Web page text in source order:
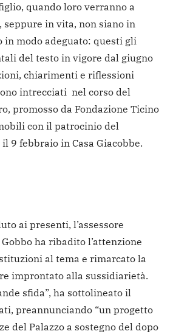
quando loro verranno a
seppure in vita, non siano in
in modo adeguato: questi gli
del testo in vigore dal giugno
chiarimenti e riflessioni
intrecciati nel corso del
promosso da Fondazione Ticino
con il patrocinio del
9 febbraio in Casa Giacobbe.
ai presenti, l’assessore
ha ribadito l’attenzione
al tema e rimarcato la
improntato alla sussidiarietà.
sfida”, ha sottolineato il
preannunciando “un progetto
del Palazzo a sostegno del dopo